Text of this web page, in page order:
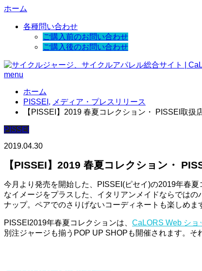
ホーム
各種問い合わせ
ご購入前のお問い合わせ
ご購入後のお問い合わせ
menu
ホーム
PISSEI , メディア・プレスリリース
【PISSEI】2019 春夏コレクション・ PISSEI取扱
PISSEI
2019.04.30
【PISSEI】2019 春夏コレクション・
今月より発売を開始した、PISSEI(ピセイ)の2019年春
なイメージをプラスした、イタリアンメイドならでは
ナップ。ペアでのさりげないコーディネートも楽しめま
PISSEI2019年春夏コレクションは、 CaLORS Web ショ
別注ジャージも揃うPOP UP SHOPも開催されます。